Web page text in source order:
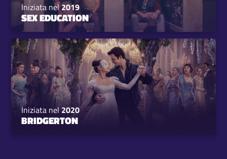
Iniziata nel2019
SEX EDUCATION
Iniziata nel2020
BRIDGERTON